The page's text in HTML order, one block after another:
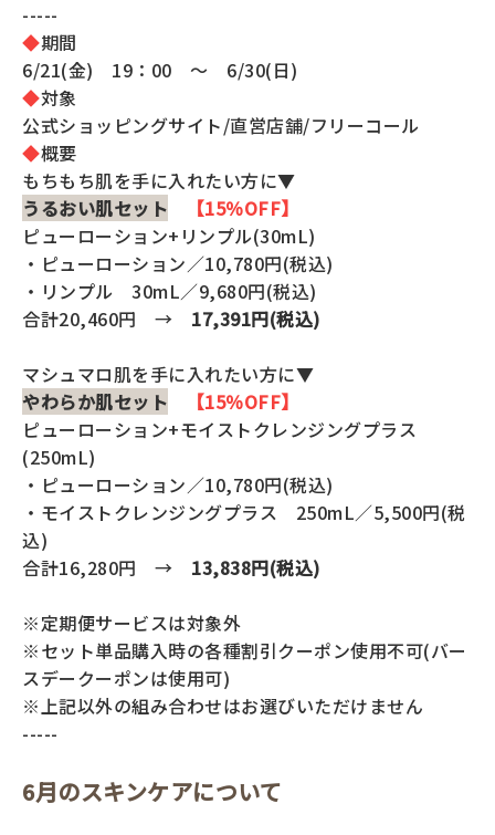
美容アイテム・その他
しわ・小じわ
肌荒れ
ご注文方法
お支払方法
返品・交換・キャンセルについて
よくあるご質問
定期便サービスご利用ガイド
会社概要 プライバシーポリシー
-----
◆期間
6/21(金) 19：00 ～ 6/30(日)
◆対象
公式ショッピングサイト/直営店舗/フリーコール
◆概要
もちもち肌を手に入れたい方に▼
うるおい肌セット
【15％OFF】
ピューローション+リンプル(30mL)
・ピューローション／10,780円(税込)
・リンプル 30mL／9,680円(税込)
合計20,460円 → 17,391円(税込)
マシュマロ肌を手に入れたい方に▼
やわらか肌セット
【15％OFF】
ピューローション+モイストクレンジングプラス
(250mL)
・ピューローション／10,780円(税込)
・モイストクレンジングプラス 250mL／5,500円(税
込)
合計16,280円 → 13,838円(税込)
※定期便サービスは対象外
※セット単品購入時の各種割引クーポン使用不可(バー
スデークーポンは使用可)
※上記以外の組み合わせはお選びいただけません
-----
6月のスキンケアについて